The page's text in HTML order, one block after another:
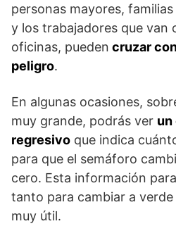
personas mayores,
y los trabajadores que van
oficinas, pueden cruzar
peligro.
En algunas ocasiones,
muy grande, podrás ver un
regresivo que indica
para que el semáforo
cero. Esta información
tanto para cambiar a
muy útil.